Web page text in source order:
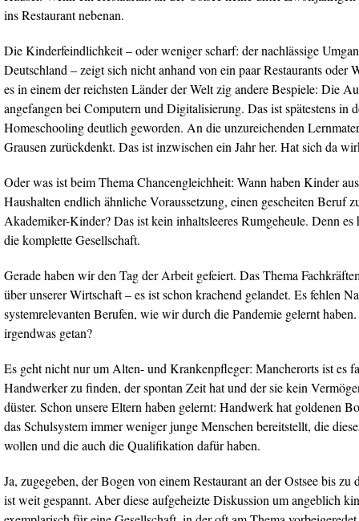
ins Restaurant nebenan.
Die Kinderfeindlichkeit – oder weniger scharf: der nachlässige
Deutschland – zeigt sich nicht anhand von ein paar Restaurants oder
es in einem der reichsten Länder der Welt zig andere Bespiele: Die
angefangen bei Computern und Digitalisierung. Das ist spätestens in
Homeschooling deutlich geworden. An die unzureichenden
Grausen zurückdenkt. Das ist inzwischen ein Jahr her. Hat sich da
Oder was ist beim Thema Chancengleichheit: Wann haben Kinder
Haushalten endlich ähnliche Voraussetzung, einen gescheiten Beruf
Akademiker-Kinder? Das ist kein inhaltsleeres Rumgeheule. Denn es
die komplette Gesellschaft.
Gerade haben wir den Tag der Arbeit gefeiert. Das Thema
über unserer Wirtschaft – es ist schon krachend gelandet. Es fehlen
systemrelevanten Berufen, wie wir durch die Pandemie gelernt
irgendwas getan?
Es geht nicht nur um Alten- und Krankenpfleger: Mancherorts ist es
Handwerker zu finden, der spontan Zeit hat und der sie kein
düster. Schon unsere Eltern haben gelernt: Handwerk hat goldenen
das Schulsystem immer weniger junge Menschen bereitstellt, die
wollen und die auch die Qualifikation dafür haben.
Ja, zugegeben, der Bogen von einem Restaurant an der Ostsee bis zu
ist weit gespannt. Aber diese aufgeheizte Diskussion um angeblich